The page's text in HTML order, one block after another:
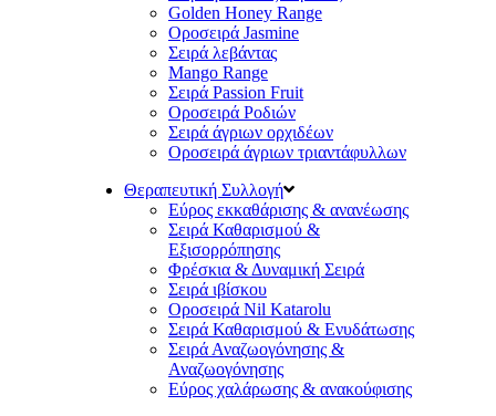
Golden Honey Range
Οροσειρά Jasmine
Σειρά λεβάντας
Mango Range
Σειρά Passion Fruit
Οροσειρά Ροδιών
Σειρά άγριων ορχιδέων
Οροσειρά άγριων τριαντάφυλλων
Θεραπευτική Συλλογή
Εύρος εκκαθάρισης & ανανέωσης
Σειρά Καθαρισμού &
Εξισορρόπησης
Φρέσκια & Δυναμική Σειρά
Σειρά ιβίσκου
Οροσειρά Nil Katarolu
Σειρά Καθαρισμού & Ενυδάτωσης
Σειρά Αναζωογόνησης &
Αναζωογόνησης
Εύρος χαλάρωσης & ανακούφισης